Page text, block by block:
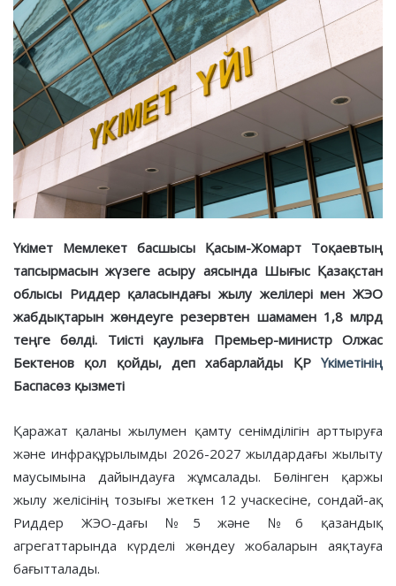
email
Үкімет Мемлекет басшысы Қасым-Жомарт Тоқаевтың
тапсырмасын жүзеге асыру аясында Шығыс Қазақстан
облысы Риддер қаласындағы жылу желілері мен ЖЭО
жабдықтарын жөндеуге резервтен шамамен 1,8 млрд
теңге бөлді. Тиісті қаулыға Премьер-министр Олжас
Бектенов қол қойды, деп хабарлайды ҚР Үкіметінің
Баспасөз қызметі
Қаражат қаланы жылумен қамту сенімділігін арттыруға
және инфрақұрылымды 2026-2027 жылдардағы жылыту
маусымына дайындауға жұмсалады. Бөлінген қаржы
жылу желісінің тозығы жеткен 12 учаскесіне, сондай-ақ
Риддер ЖЭО-дағы №5 және №6 қазандық
агрегаттарында күрделі жөндеу жобаларын аяқтауға
бағытталады.